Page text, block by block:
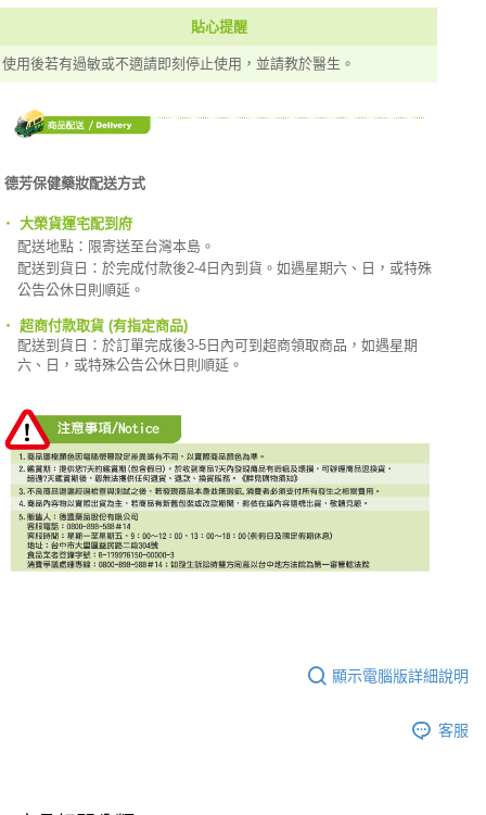
貼心提醒
使用後若有過敏或不適請即刻停止使用，並請教於醫生。
德芳保健藥妝配送方式
‧ 大榮貨運宅配到府
配送地點：限寄送至台灣本島。
配送到貨日：於完成付款後2-4日內到貨。如遇星期六、日，或特殊
公告公休日則順延。
‧ 超商付款取貨 (有指定商品)
配送到貨日：於訂單完成後3-5日內可到超商領取商品，如遇星期
六、日，或特殊公告公休日則順延。
顯示電腦版詳細說明
客服